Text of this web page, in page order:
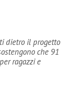
dietro il progetto
che 91
ragazzi e